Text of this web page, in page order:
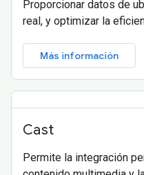
Proporcionar datos de
real, y optimizar la
Más información
Cast
Permite la integración